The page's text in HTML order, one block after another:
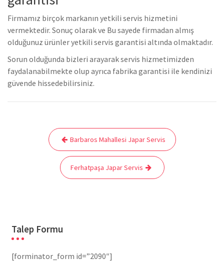
Firmamız birçok markanın yetkili servis hizmetini
vermektedir. Sonuç olarak ve Bu sayede firmadan almış
olduğunuz ürünler yetkili servis garantisi altında olmaktadır.
Sorun olduğunda bizleri arayarak servis hizmetimizden
faydalanabilmekte olup ayrıca fabrika garantisi ile kendinizi
güvende hissedebilirsiniz.
gezinmesi
Barbaros Mahallesi Japar Servis
Ferhatpaşa Japar Servis
Talep Formu
[forminator_form id=”2090″]